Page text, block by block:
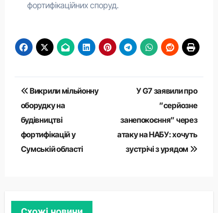
фортифікаційних споруд.
Навігація
записів
Викрили мільйонну
оборудку на
будівництві
фортифікацій у
Сумській області
У G7 заявили про
”серйозне
занепокоєння” через
атаку на НАБУ: хочуть
зустрічі з урядом